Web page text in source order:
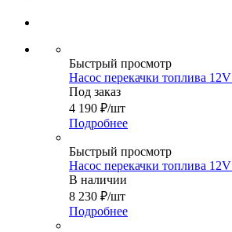
Быстрый просмотр
Насос перекачки топлива
Под заказ
4 190 ₽/шт
Подробнее
Быстрый просмотр
Насос перекачки топлива
В наличии
8 230 ₽/шт
Подробнее